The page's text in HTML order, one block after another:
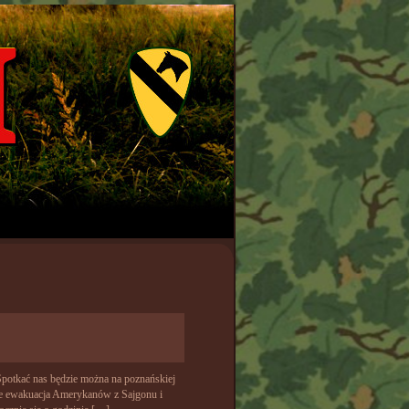
nas będzie można na poznańskiej
ewakuacja Amerykanów z Sajgonu i